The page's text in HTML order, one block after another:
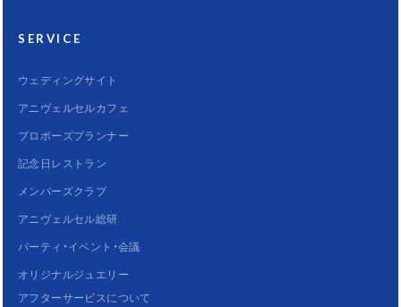
SERVICE
ウェディングサイト
アニヴェルセルカフェ
プロポーズプランナー
記念日レストラン
メンバーズクラブ
アニヴェルセル総研
パーティ・イベント・会議
オリジナルジュエリー
アフターサービスについて